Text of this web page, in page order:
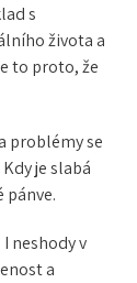
s
života a
to proto, že
problémy se
jeslabá
pánve.
neshody v
a